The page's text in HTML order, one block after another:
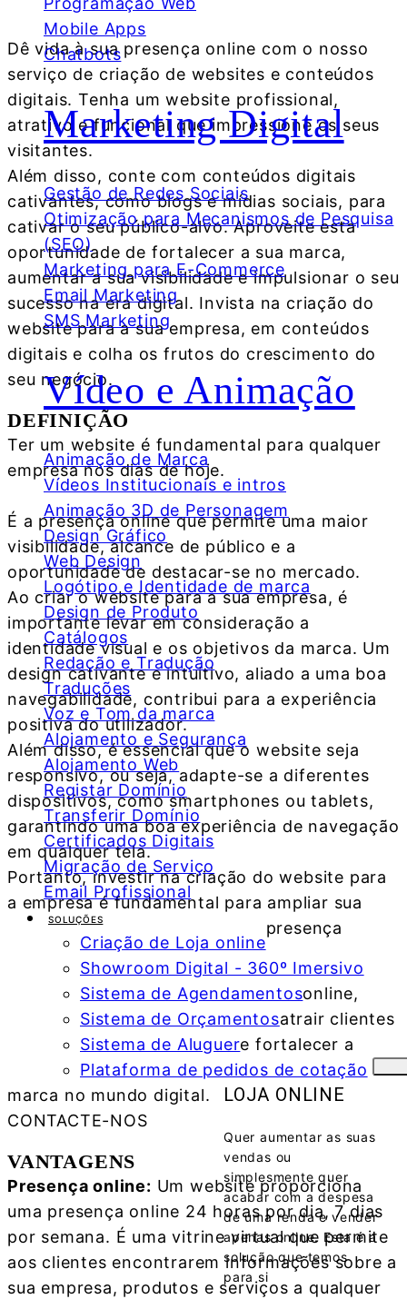
Mobile Apps
Chatbots
Marketing Digital
Gestão de Redes Sociais
Otimização para Mecanismos de Pesquisa
(SEO)
Marketing para E-Commerce
Email Marketing
SMS Marketing
Vídeo e Animação
Animação de Marca
Vídeos Institucionais e intros
Animação 3D de Personagem
Design Gráfico
Web Design
Logótipo e Identidade de marca
Design de Produto
Catálogos
Redação e Tradução
Traduções
Voz e Tom da marca
Alojamento e Segurança
Alojamento Web
Registar Domínio
Transferir Domínio
Certificados Digitais
Migração de Serviço
Email Profissional
SOLUÇÕES
Criação de Loja online
Showroom Digital - 360º Imersivo
Sistema de Agendamentos
Sistema de Orçamentos
Sistema de Aluguer
Plataforma de pedidos de cotação
LOJA ONLINE
Quer aumentar as suas
vendas ou
simplesmente quer
acabar com a despesa
de uma renda e vender
apenas online. Esta é a
solução que temos
para si
Dê vida à sua presença online com o nosso
serviço de criação de websites e conteúdos
digitais. Tenha um website profissional,
atrativo e funcional que impressione os seus
visitantes.
Além disso, conte com conteúdos digitais
cativantes, como blogs e mídias sociais, para
cativar o seu público-alvo. Aproveite esta
oportunidade de fortalecer a sua marca,
aumentar a sua visibilidade e impulsionar o seu
sucesso na era digital. Invista na criação do
website para a sua empresa, em conteúdos
digitais e colha os frutos do crescimento do
seu negócio.
DEFINIÇÃO
Ter um website é fundamental para qualquer
empresa nos dias de hoje.
É a presença online que permite uma maior
visibilidade, alcance de público e a
oportunidade de destacar-se no mercado.
Ao criar o website para a sua empresa, é
importante levar em consideração a
identidade visual e os objetivos da marca. Um
design cativante e intuitivo, aliado a uma boa
navegabilidade, contribui para a experiência
positiva do utilizador.
Além disso, é essencial que o website seja
responsivo, ou seja, adapte-se a diferentes
dispositivos, como smartphones ou tablets,
garantindo uma boa experiência de navegação
em qualquer tela.
Portanto, investir na criação do website para
a empresa é fundamental para ampliar sua
presença
online,
atrair clientes
e fortalecer a
marca no mundo digital.
CONTACTE-NOS
VANTAGENS
Presença online: Um website proporciona
uma presença online 24 horas por dia, 7 dias
por semana. É uma vitrine virtual que permite
aos clientes encontrarem informações sobre a
sua empresa, produtos e serviços a qualquer